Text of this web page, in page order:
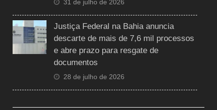
31 de julho de 2026
Justiça Federal na Bahia anuncia
descarte de mais de 7,6 mil processos
e abre prazo para resgate de
documentos
28 de julho de 2026